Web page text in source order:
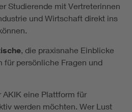
Studierende mit Vertreterinnen
und Wirtschaft direkt ins
, die praxisnahe Einblicke
für persönliche Fragen und
AKIK eine Plattform für
werden möchten. Wer Lust